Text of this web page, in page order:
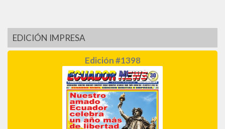
EDICIÓN IMPRESA
Edición #1398